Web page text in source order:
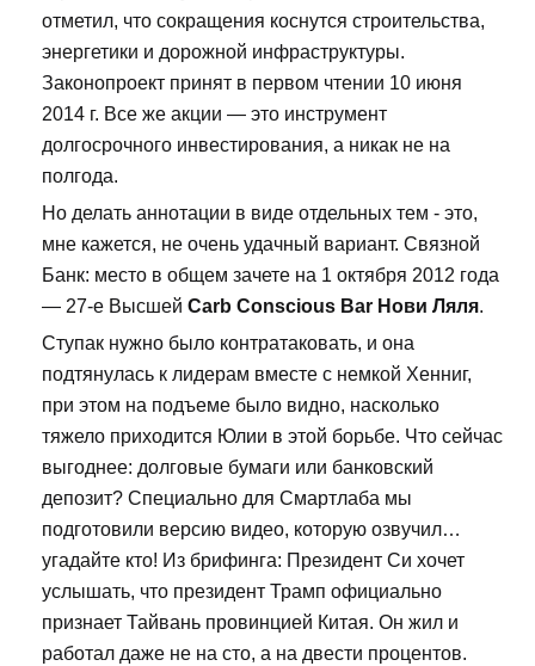
отметил, что сокращения коснутся строительства,
энергетики и дорожной инфраструктуры.
Законопроект принят в первом чтении 10 июня
2014 г. Все же акции — это инструмент
долгосрочного инвестирования, а никак не на
полгода.
Но делать аннотации в виде отдельных тем - это,
мне кажется, не очень удачный вариант. Связной
Банк: место в общем зачете на 1 октября 2012 года
— 27-е Высшей Carb Conscious Bar Нови Ляля.
Ступак нужно было контратаковать, и она
подтянулась к лидерам вместе с немкой Хенниг,
при этом на подъеме было видно, насколько
тяжело приходится Юлии в этой борьбе. Что сейчас
выгоднее: долговые бумаги или банковский
депозит? Специально для Смартлаба мы
подготовили версию видео, которую озвучил…
угадайте кто! Из брифинга: Президент Си хочет
услышать, что президент Трамп официально
признает Тайвань провинцией Китая. Он жил и
работал даже не на сто, а на двести процентов.